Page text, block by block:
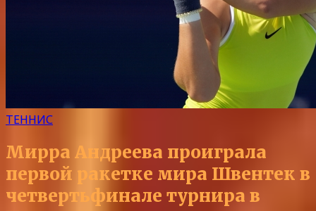
ТЕННИС
Мирра Андреева проиграла
первой ракетке мира Швентек в
четвертьфинале турнира в